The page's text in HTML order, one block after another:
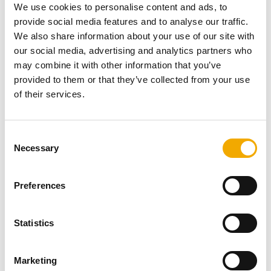
We use cookies to personalise content and ads, to
provide social media features and to analyse our traffic.
We also share information about your use of our site with
our social media, advertising and analytics partners who
may combine it with other information that you’ve
provided to them or that they’ve collected from your use
of their services.
Necessary
Preferences
Statistics
Marketing
Ruumisäästlik lahendus- laavakivist
moodulkorsten Isokernsobib kõigile puiduküttega
seadmetele, sealjuures võimaldab laavakivi hea
isolatsioon moodulkorstna ohutult paigaldada seinte
ja muude konstruktsioonide lähedusse, aidates nii ka
ruumi kokku hoida.
Saun
kiiresti tõusvad temperatuurid ja suur niiskus. Seetõttu
saavad olulisteks niiskus- ja kuumakindlus ning ohutus